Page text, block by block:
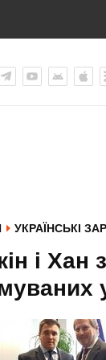
УКРАЇНСЬКІ
і Хан